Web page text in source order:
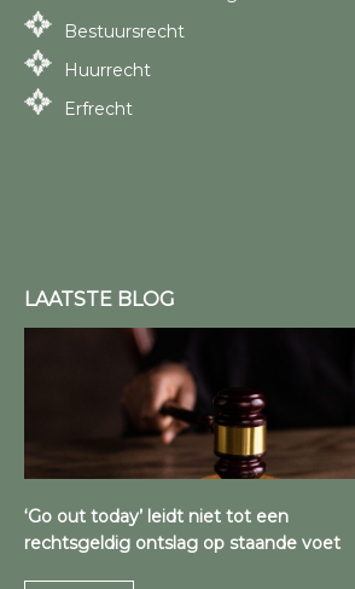
Bestuursrecht
Huurrecht
Erfrecht
LAATSTE BLOG
‘Go out today’ leidt niet tot een
rechtsgeldig ontslag op staande voet